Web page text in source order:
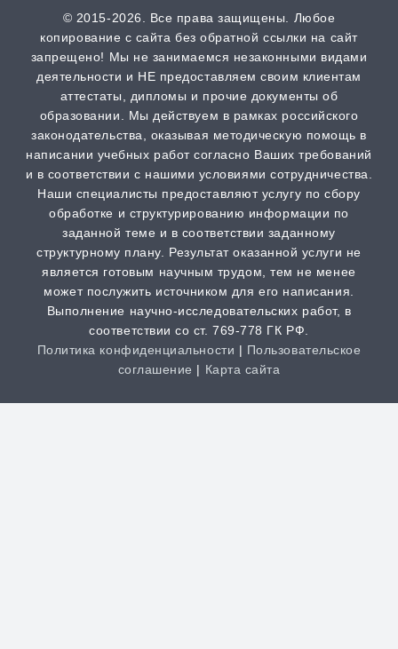
ВАК
от 2 часов | от 500 ₽
Scopus
от 2 часов | от 500 ₽
РИНЦ
от 2 часов | от 500 ₽
Шпаргалка
от 1 часа | от 300 ₽
Дистанционная задача
от 1 часа | от 300 ₽
© 2015-2026. Все права защищены. Любое
копирование с сайта без обратной ссылки на сайт
запрещено! Мы не занимаемся незаконными видами
деятельности и НЕ предоставляем своим клиентам
аттестаты, дипломы и прочие документы об
образовании. Мы действуем в рамках российского
законодательства, оказывая методическую помощь в
написании учебных работ согласно Ваших требований
и в соответствии с нашими условиями сотрудничества.
Наши специалисты предоставляют услугу по сбору
обработке и структурированию информации по
заданной теме и в соответствии заданному
структурному плану. Результат оказанной услуги не
является готовым научным трудом, тем не менее
может послужить источником для его написания.
Выполнение научно-исследовательских работ, в
соответствии со ст. 769-778 ГК РФ.
Политика конфиденциальности | Пользовательское
соглашение | Карта сайта